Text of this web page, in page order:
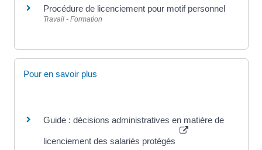
Procédure de licenciement pour motif personnel
Travail - Formation
Pour en savoir plus
Guide : décisions administratives en matière de
licenciement des salariés protégés